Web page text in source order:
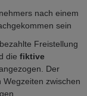
nach einem
sein
Freistellung
die fiktive
Der
zwischen